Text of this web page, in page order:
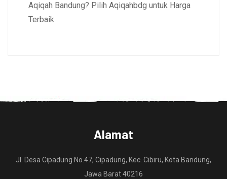
Aqiqah Bandung? Pilih Aqiqahbdg untuk Harga
Terbaik
Alamat
Jl. Desa Cipadung No.47, Cipadung, Kec. Cibiru, Kota Bandung,
Jawa Barat 40216